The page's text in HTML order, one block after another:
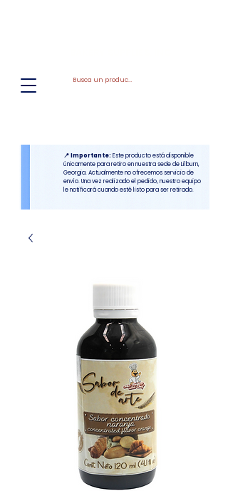
📍 Importante: Este producto está disponible
únicamente para retiro en nuestra sede de Lilburn,
Georgia. Actualmente no ofrecemos servicio de
envío. Una vez realizado el pedido, nuestro equipo
le notificará cuando esté listo para ser retirado.